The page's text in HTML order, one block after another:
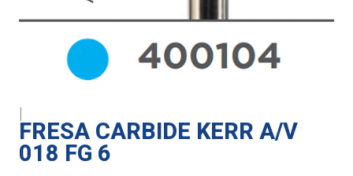
FRESA CARBIDE KERR A/V
018 FG 6